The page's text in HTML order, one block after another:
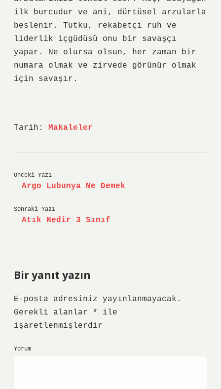
ilk burcudur ve ani, dürtüsel arzularla
beslenir. Tutku, rekabetçi ruh ve
liderlik içgüdüsü onu bir savaşçı
yapar. Ne olursa olsun, her zaman bir
numara olmak ve zirvede görünür olmak
için savaşır.
Tarih: Makaleler
Önceki Yazı
Argo Lubunya Ne Demek
Sonraki Yazı
Atık Nedir 3 Sınıf
Bir yanıt yazın
E-posta adresiniz yayınlanmayacak.
Gerekli alanlar
*
ile
işaretlenmişlerdir
Yorum